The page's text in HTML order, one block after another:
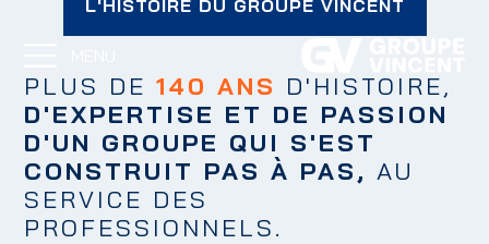
L'HISTOIRE DU GROUPE VINCENT
PLUS DE140 ANS D'HISTOIRE,
D'EXPERTISE ET DE PASSION
D'UN GROUPE QUI S'EST
CONSTRUIT PAS À PAS,AU
SERVICE DES
PROFESSIONNELS.